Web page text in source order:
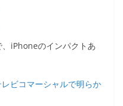
iPhoneのインパクトあ
ビコマーシャルで明らか